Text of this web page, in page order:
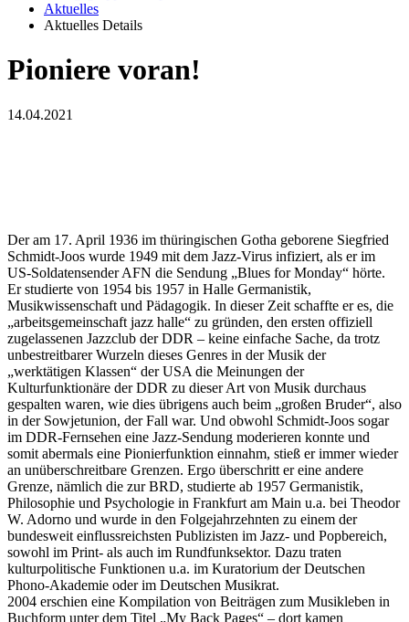
Aktuelles
Aktuelles Details
Pioniere voran!
14.04.2021
Der am 17. April 1936 im thüringischen Gotha geborene Siegfried
Schmidt-Joos wurde 1949 mit dem Jazz-Virus infiziert, als er im
US-Soldatensender AFN die Sendung „Blues for Monday“ hörte.
Er studierte von 1954 bis 1957 in Halle Germanistik,
Musikwissenschaft und Pädagogik. In dieser Zeit schaffte er es, die
„arbeitsgemeinschaft jazz halle“ zu gründen, den ersten offiziell
zugelassenen Jazzclub der DDR – keine einfache Sache, da trotz
unbestreitbarer Wurzeln dieses Genres in der Musik der
„werktätigen Klassen“ der USA die Meinungen der
Kulturfunktionäre der DDR zu dieser Art von Musik durchaus
gespalten waren, wie dies übrigens auch beim „großen Bruder“, also
in der Sowjetunion, der Fall war. Und obwohl Schmidt-Joos sogar
im DDR-Fernsehen eine Jazz-Sendung moderieren konnte und
somit abermals eine Pionierfunktion einnahm, stieß er immer wieder
an unüberschreitbare Grenzen. Ergo überschritt er eine andere
Grenze, nämlich die zur BRD, studierte ab 1957 Germanistik,
Philosophie und Psychologie in Frankfurt am Main u.a. bei Theodor
W. Adorno und wurde in den Folgejahrzehnten zu einem der
bundesweit einflussreichsten Publizisten im Jazz- und Popbereich,
sowohl im Print- als auch im Rundfunksektor. Dazu traten
kulturpolitische Funktionen u.a. im Kuratorium der Deutschen
Phono-Akademie oder im Deutschen Musikrat.
2004 erschien eine Kompilation von Beiträgen zum Musikleben in
Buchform unter dem Titel „My Back Pages“ – dort kamen